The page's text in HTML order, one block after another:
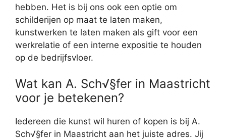
hebben. Het is bij ons ook een optie om
schilderijen op maat te laten maken,
kunstwerken te laten maken als gift voor een
werkrelatie of een interne expositie te houden
op de bedrijfsvloer.
Wat kan A. Sch√§fer in Maastricht
voor je betekenen?
Iedereen die kunst wil huren of kopen is bij A.
Sch√§fer in Maastricht aan het juiste adres. Jij